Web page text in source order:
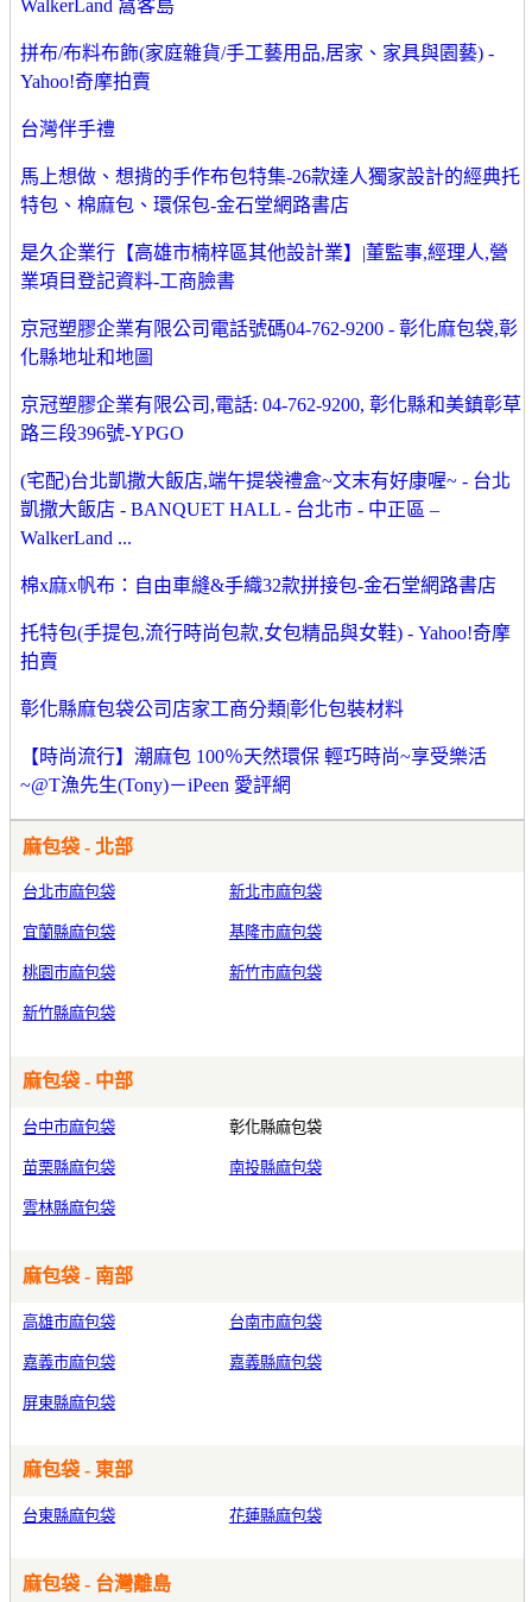
WalkerLand 窩客島
拼布/布料布飾(家庭雜貨/手工藝用品,居家、家具與園藝) -
Yahoo!奇摩拍賣
台灣伴手禮
馬上想做、想揹的手作布包特集-26款達人獨家設計的經典托
特包、棉麻包、環保包-金石堂網路書店
是久企業行【高雄市楠梓區其他設計業】|董監事,經理人,營
業項目登記資料-工商臉書
京冠塑膠企業有限公司電話號碼04-762-9200 - 彰化麻包袋,彰
化縣地址和地圖
京冠塑膠企業有限公司,電話: 04-762-9200, 彰化縣和美鎮彰草
路三段396號-YPGO
(宅配)台北凱撒大飯店,端午提袋禮盒~文末有好康喔~ - 台北
凱撒大飯店 - BANQUET HALL - 台北市 - 中正區 –
WalkerLand ...
棉x麻x帆布：自由車縫&手織32款拼接包-金石堂網路書店
托特包(手提包,流行時尚包款,女包精品與女鞋) - Yahoo!奇摩
拍賣
彰化縣麻包袋公司店家工商分類|彰化包裝材料
【時尚流行】潮麻包 100％天然環保 輕巧時尚~享受樂活
~@T漁先生(Tony)－iPeen 愛評網
麻包袋 - 北部
台北市麻包袋 新北市麻包袋
宜蘭縣麻包袋 基隆市麻包袋
桃園市麻包袋 新竹市麻包袋
新竹縣麻包袋
麻包袋 - 中部
台中市麻包袋 彰化縣麻包袋
苗栗縣麻包袋 南投縣麻包袋
雲林縣麻包袋
麻包袋 - 南部
高雄市麻包袋 台南市麻包袋
嘉義市麻包袋 嘉義縣麻包袋
屏東縣麻包袋
麻包袋 - 東部
台東縣麻包袋 花蓮縣麻包袋
麻包袋 - 台灣離島